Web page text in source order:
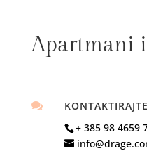
Apartmani

+ 385 98 4659